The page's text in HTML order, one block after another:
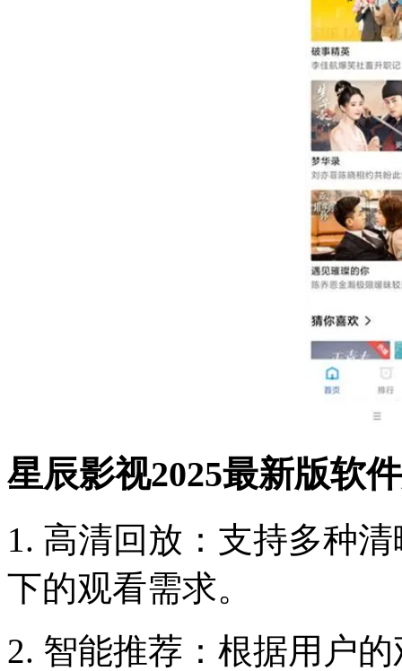
星辰影视2025最新版软
1. 高清回放：支持多种
下的观看需求。
2. 智能推荐：根据用户